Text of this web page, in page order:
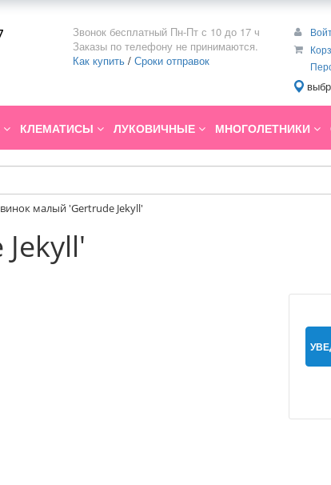
Звонок бесплатный Пн-Пт с 10 до 17 ч
Заказы по телефону не принимаются.
Как купить / Сроки отправок
КЛЕМАТИСЫ ЛУКОВИЧНЫЕ МНОГОЛЕТНИКИ
малый 'Gertrude Jekyll'